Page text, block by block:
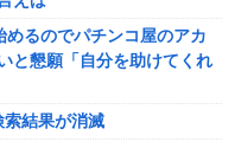
』の時の空気感を知りた
追って見ると…
フィギュア、ガチで作り
るのでパチンコ屋のアカ
と懇願「自分を助けてくれ
索結果が消滅